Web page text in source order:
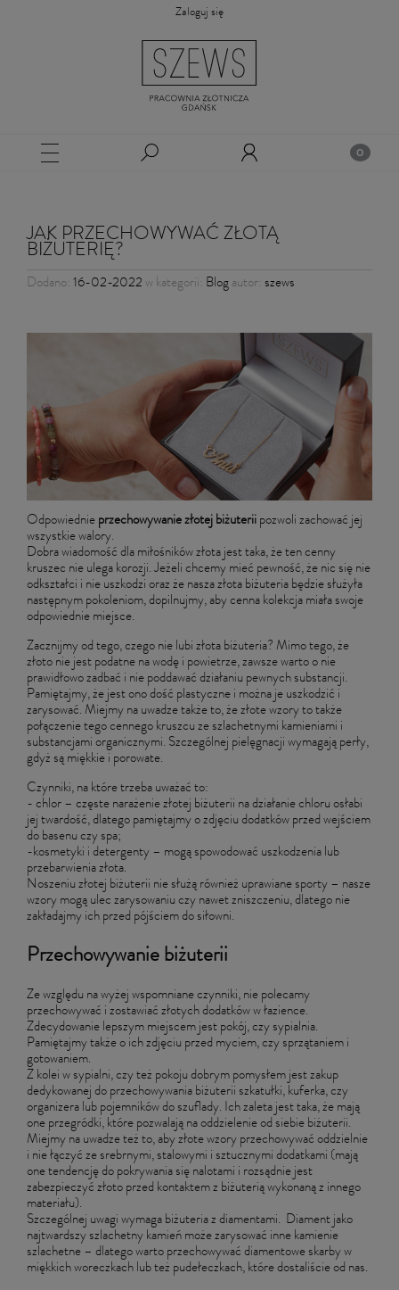
Zaloguj się
JAK PRZECHOWYWAĆ ZŁOTĄ
BIŻUTERIĘ?
Dodano: 16-02-2022 w kategorii: Blog autor: szews
Odpowiednie przechowywanie złotej biżuterii pozwoli zachować jej
wszystkie walory.
Dobra wiadomość dla miłośników złota jest taka, że ten cenny
kruszec nie ulega korozji. Jeżeli chcemy mieć pewność, że nic się nie
odkształci i nie uszkodzi oraz że nasza złota biżuteria będzie służyła
następnym pokoleniom, dopilnujmy, aby cenna kolekcja miała swoje
odpowiednie miejsce.
Zacznijmy od tego, czego nie lubi złota biżuteria? Mimo tego, że
złoto nie jest podatne na wodę i powietrze, zawsze warto o nie
prawidłowo zadbać i nie poddawać działaniu pewnych substancji.
Pamiętajmy, że jest ono dość plastyczne i można je uszkodzić i
zarysować. Miejmy na uwadze także to, że złote wzory to także
połączenie tego cennego kruszcu ze szlachetnymi kamieniami i
substancjami organicznymi. Szczególnej pielęgnacji wymagają perły,
gdyż są miękkie i porowate.
Czynniki, na które trzeba uważać to:
- chlor – częste narażenie złotej biżuterii na działanie chloru osłabi
jej twardość, dlatego pamiętajmy o zdjęciu dodatków przed wejściem
do basenu czy spa;
-kosmetyki i detergenty – mogą spowodować uszkodzenia lub
przebarwienia złota.
Noszeniu złotej biżuterii nie służą również uprawiane sporty – nasze
wzory mogą ulec zarysowaniu czy nawet zniszczeniu, dlatego nie
zakładajmy ich przed pójściem do siłowni.
Przechowywanie biżuterii
Ze względu na wyżej wspomniane czynniki, nie polecamy
przechowywać i zostawiać złotych dodatków w łazience.
Zdecydowanie lepszym miejscem jest pokój, czy sypialnia.
Pamiętajmy także o ich zdjęciu przed myciem, czy sprzątaniem i
gotowaniem.
Z kolei w sypialni, czy też pokoju dobrym pomysłem jest zakup
dedykowanej do przechowywania biżuterii szkatułki, kuferka, czy
organizera lub pojemników do szuflady. Ich zaleta jest taka, że mają
one przegródki, które pozwalają na oddzielenie od siebie biżuterii.
Miejmy na uwadze też to, aby złote wzory przechowywać oddzielnie
i nie łączyć ze srebrnymi, stalowymi i sztucznymi dodatkami (mają
one tendencję do pokrywania się nalotami i rozsądnie jest
zabezpieczyć złoto przed kontaktem z biżuterią wykonaną z innego
materiału).
Szczególnej uwagi wymaga biżuteria z diamentami. Diament jako
najtwardszy szlachetny kamień może zarysować inne kamienie
szlachetne – dlatego warto przechowywać diamentowe skarby w
miękkich woreczkach lub też pudełeczkach, które dostaliście od nas.